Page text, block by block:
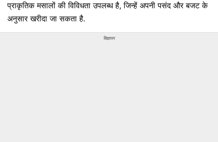
प्राकृतिक मसालों की विविधता उपलब्ध है, जिन्हें अपनी पसंद और बजट के
अनुसार खरीदा जा सकता है.
विज्ञापन